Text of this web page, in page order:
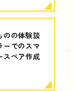
のの体験談
ーでのスマ
スペア作成